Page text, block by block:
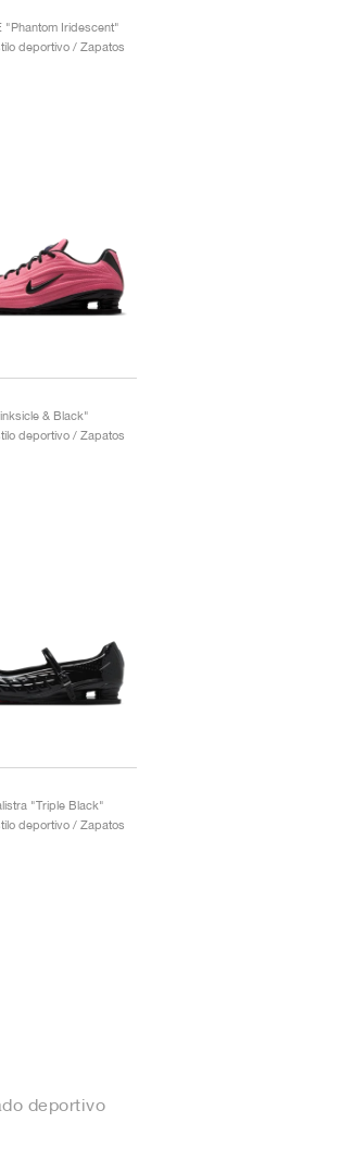
deportivo
"Phantom Iridescent"
deportivo / Zapatos
& Black"
deportivo / Zapatos
"Triple Black"
deportivo / Zapatos